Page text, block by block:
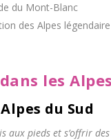
du Mont-Blanc
des Alpes légendaire
les
du Sud
pieds et s’offrir